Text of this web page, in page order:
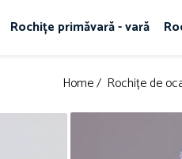
Rochițe primăvară - vară
Home / Rochițe de